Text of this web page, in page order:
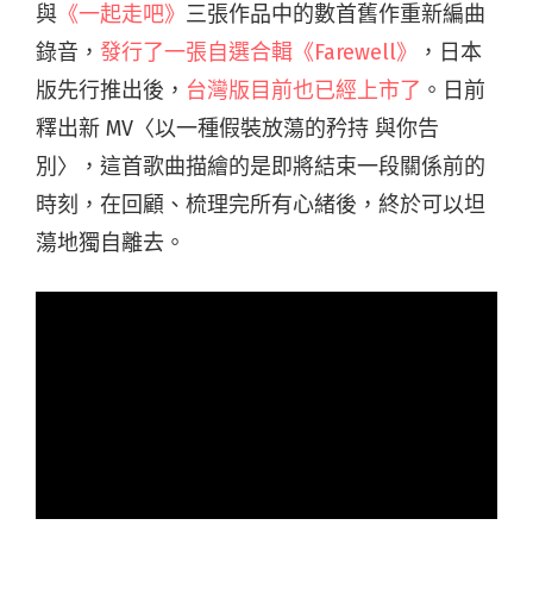
與 《一起走吧》 三張作品中的數首舊作重新編曲
錄音， 發行了一張自選合輯《Farewell》
，日本
版先行推出後， 台灣版目前也已經上市了 。日前
釋出新 MV〈以一種假裝放蕩的矜持 與你告
別〉，這首歌曲描繪的是即將結束一段關係前的
時刻，在回顧、梳理完所有心緒後，終於可以坦
蕩地獨自離去。